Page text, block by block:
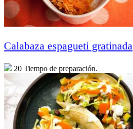
Calabaza espagueti gratinada
20 Tiempo de preparación.